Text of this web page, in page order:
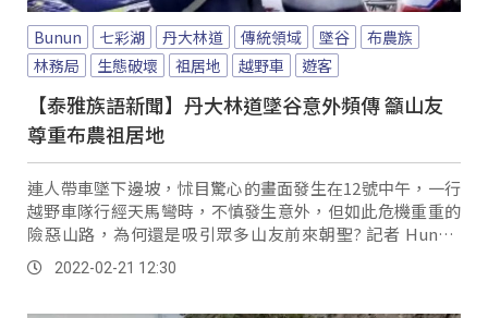
Bunun 七彩湖 丹大林道 傳統領域 墜谷
布農族
林務局
生態破壞 祖居地 越野車 遊客
【泰雅族語新聞】丹大林道墜谷意外頻傳 籲山友
尊重布農祖居地
連人帶車墜下邊坡，怵目驚心的畫面發生在12號中午，一行
越野車隊行經天馬彎時，不慎發生意外，但如此危機重重的
險惡山路，為何還是吸引眾多山友前來朝聖? 記者 Hundiv
Takisvilainan：...。
2022-02-21 12:30